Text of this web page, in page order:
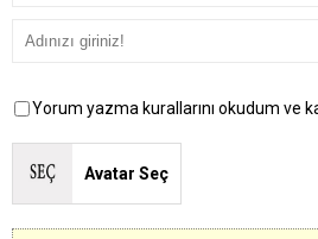
Yorum yazma kurallarını okudum ve
Avatar Seç